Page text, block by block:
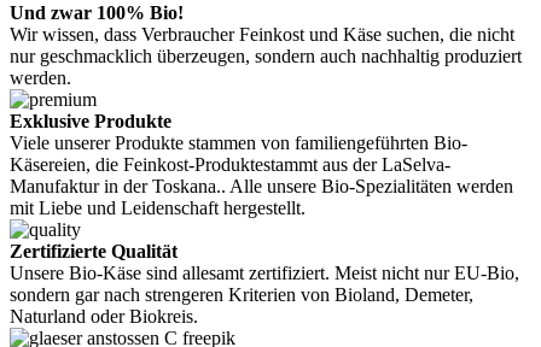
Und zwar 100% Bio!
Wir wissen, dass Verbraucher Feinkost und Käse suchen, die nicht
nur geschmacklich überzeugen, sondern auch nachhaltig produziert
werden.
Exklusive Produkte
Viele unserer Produkte stammen von familiengeführten Bio-
Käsereien, die Feinkost-Produktestammt aus der LaSelva-
Manufaktur in der Toskana.. Alle unsere Bio-Spezialitäten werden
mit Liebe und Leidenschaft hergestellt.
Zertifizierte Qualität
Unsere Bio-Käse sind allesamt zertifiziert. Meist nicht nur EU-Bio,
sondern gar nach strengeren Kriterien von Bioland, Demeter,
Naturland oder Biokreis.